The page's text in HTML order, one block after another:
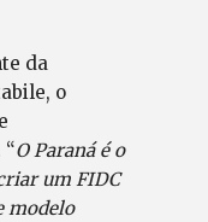
da
o
O Paraná é o
um FIDC
modelo